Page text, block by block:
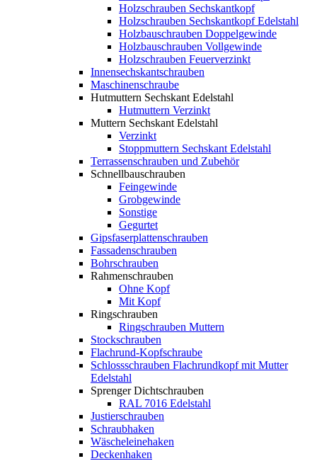
Holzschrauben Sechskantkopf
Holzschrauben Sechskantkopf Edelstahl
Holzbauschrauben Doppelgewinde
Holzbauschrauben Vollgewinde
Holzschrauben Feuerverzinkt
Innensechskantschrauben
Maschinenschraube
Hutmuttern Sechskant Edelstahl
Hutmuttern Verzinkt
Muttern Sechskant Edelstahl
Verzinkt
Stoppmuttern Sechskant Edelstahl
Terrassenschrauben und Zubehör
Schnellbauschrauben
Feingewinde
Grobgewinde
Sonstige
Gegurtet
Gipsfaserplattenschrauben
Fassadenschrauben
Bohrschrauben
Rahmenschrauben
Ohne Kopf
Mit Kopf
Ringschrauben
Ringschrauben Muttern
Stockschrauben
Flachrund-Kopfschraube
Schlossschrauben Flachrundkopf mit Mutter
Edelstahl
Sprenger Dichtschrauben
RAL 7016 Edelstahl
Justierschrauben
Schraubhaken
Wäscheleinehaken
Deckenhaken